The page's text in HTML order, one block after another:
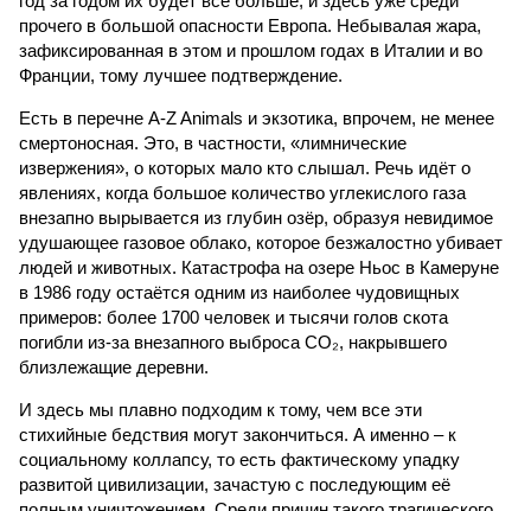
прочего в большой опасности Европа. Небывалая жара,
зафиксированная в этом и прошлом годах в Италии и во
Франции, тому лучшее подтверждение.
Есть в перечне A-Z Animals и экзотика, впрочем, не менее
смертоносная. Это, в частности, «лимнические
извержения», о которых мало кто слышал. Речь идёт о
явлениях, когда большое количество углекислого газа
внезапно вырывается из глубин озёр, образуя невидимое
удушающее газовое облако, которое безжалостно убивает
людей и животных. Катастрофа на озере Ньос в Камеруне
в 1986 году остаётся одним из наиболее чудовищных
примеров: более 1700 человек и тысячи голов скота
погибли из-за внезапного выброса CO₂, накрывшего
близлежащие деревни.
И здесь мы плавно подходим к тому, чем все эти
стихийные бедствия могут закончиться. А именно – к
социальному коллапсу, то есть фактическому упадку
развитой цивилизации, зачастую с последующим её